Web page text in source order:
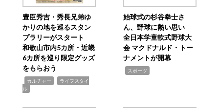
豊臣秀吉・秀長兄弟ゆ
かりの地を巡るスタン
プラリーがスタート
和歌山市内5カ所・近畿
6カ所を巡り限定グッズ
をもらおう
カルチャー
ライフスタイ
ル
始球式の杉谷拳士さ
ん、野球に熱い思い
全日本学童軟式野球大
会 マクドナルド・トー
ナメントが開幕
スポーツ